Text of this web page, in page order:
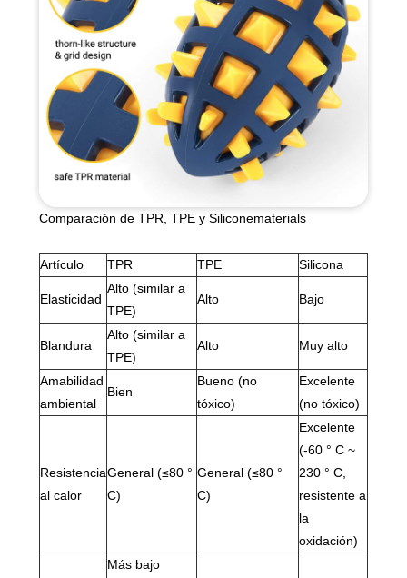
Comparación de TPR, TPE y Siliconematerials
Artículo TPR TPE Silicona
Elasticidad
Alto (similar a
TPE)
Alto Bajo
Blandura
Alto (similar a
TPE)
Alto Muy alto
Amabilidad
ambiental
Bien
Bueno (no
tóxico)
Excelente
(no tóxico)
Resistencia
al calor
General (≤80 °
C)
General (≤80 °
C)
Excelente
(-60 ° C ~
230 ° C,
resistente a
la
oxidación)
Más bajo